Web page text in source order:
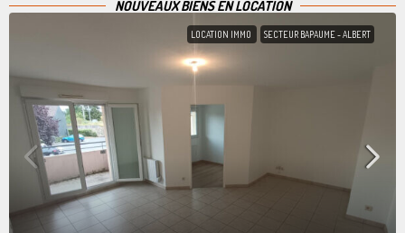
NOUVEAUX BIENS EN LOCATION
LOCATION IMMO SECTEUR BAPAUME - ALBERT